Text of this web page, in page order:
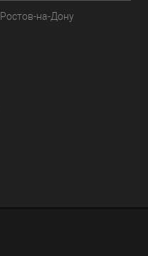
на-Дону